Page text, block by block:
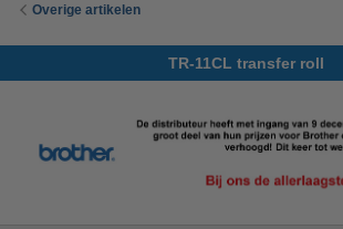
Overige artikelen
TR-11CL transfer roll